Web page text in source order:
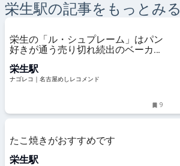
栄生駅の記事をもっとみる
栄生の「ル・シュプレーム」はパン
好きが通う売り切れ続出のベーカリ
栄生駅
ナゴレコ｜名古屋めしレコメンド
9
たこ焼きがおすすめです
栄生駅